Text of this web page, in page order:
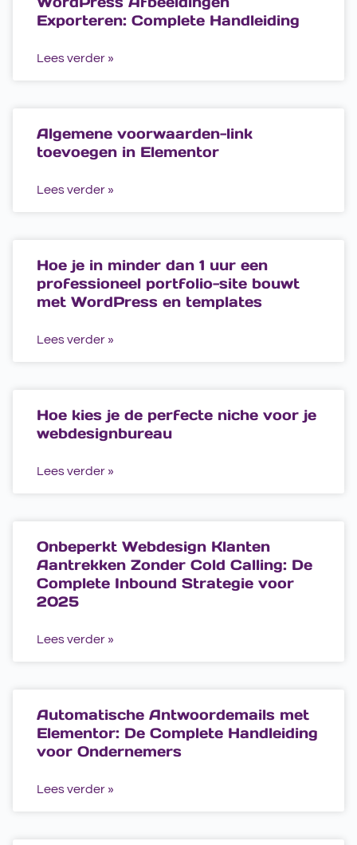
Exporteren: Complete Handleiding
Lees verder »
Algemene voorwaarden-link
toevoegen in Elementor
Lees verder »
Hoe je in minder dan 1 uur een
professioneel portfolio-site bouwt
met WordPress en templates
Lees verder »
Hoe kies je de perfecte niche voor je
webdesignbureau
Lees verder »
Onbeperkt Webdesign Klanten
Aantrekken Zonder Cold Calling: De
Complete Inbound Strategie voor
2025
Lees verder »
Automatische Antwoordemails met
Elementor: De Complete Handleiding
voor Ondernemers
Lees verder »